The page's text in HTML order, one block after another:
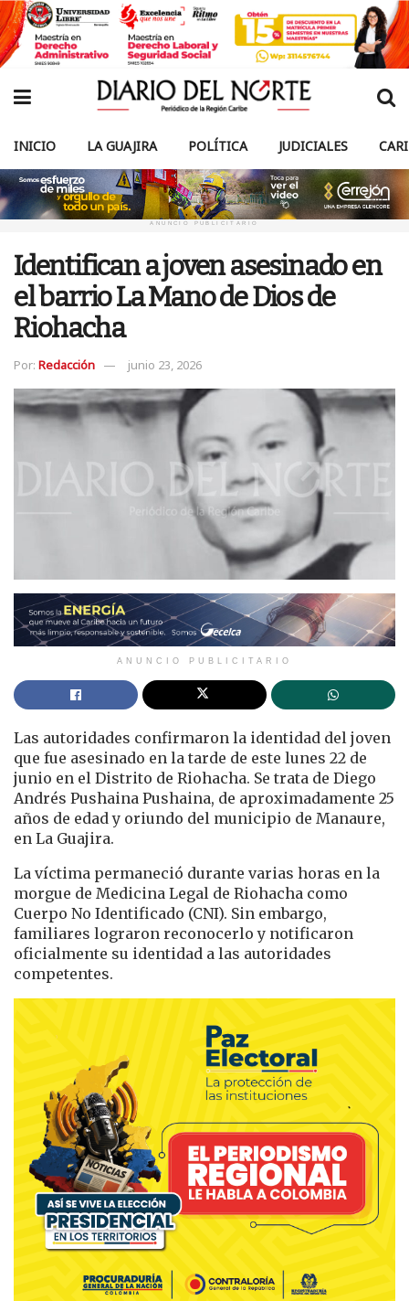
INICIO LA GUAJIRA POLÍTICA JUDICIALES
ANUNCIO PUBLICITARIO
Identifican a joven asesinado en
el barrio La Mano de Dios de
Riohacha
Por: Redacción junio 23, 2026
ANUNCIO PUBLICITARIO
Las autoridades confirmaron la identidad del joven
que fue asesinado en la tarde de este lunes 22 de
junio en el Distrito de Riohacha. Se trata de Diego
Andrés Pushaina Pushaina, de aproximadamente 25
años de edad y oriundo del municipio de Manaure,
en La Guajira.
La víctima permaneció durante varias horas en la
morgue de Medicina Legal de Riohacha como
Cuerpo No Identificado (CNI). Sin embargo,
familiares lograron reconocerlo y notificaron
oficialmente su identidad a las autoridades
competentes.